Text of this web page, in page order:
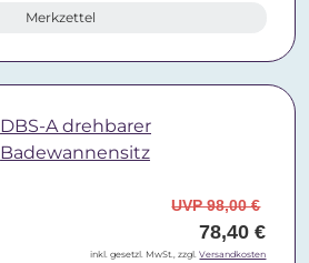
Merkzettel
DBS-A drehbarer
Badewannensitz
UVP 98,00 €
78,40 €
inkl. gesetzl. MwSt., zzgl.Versandkosten